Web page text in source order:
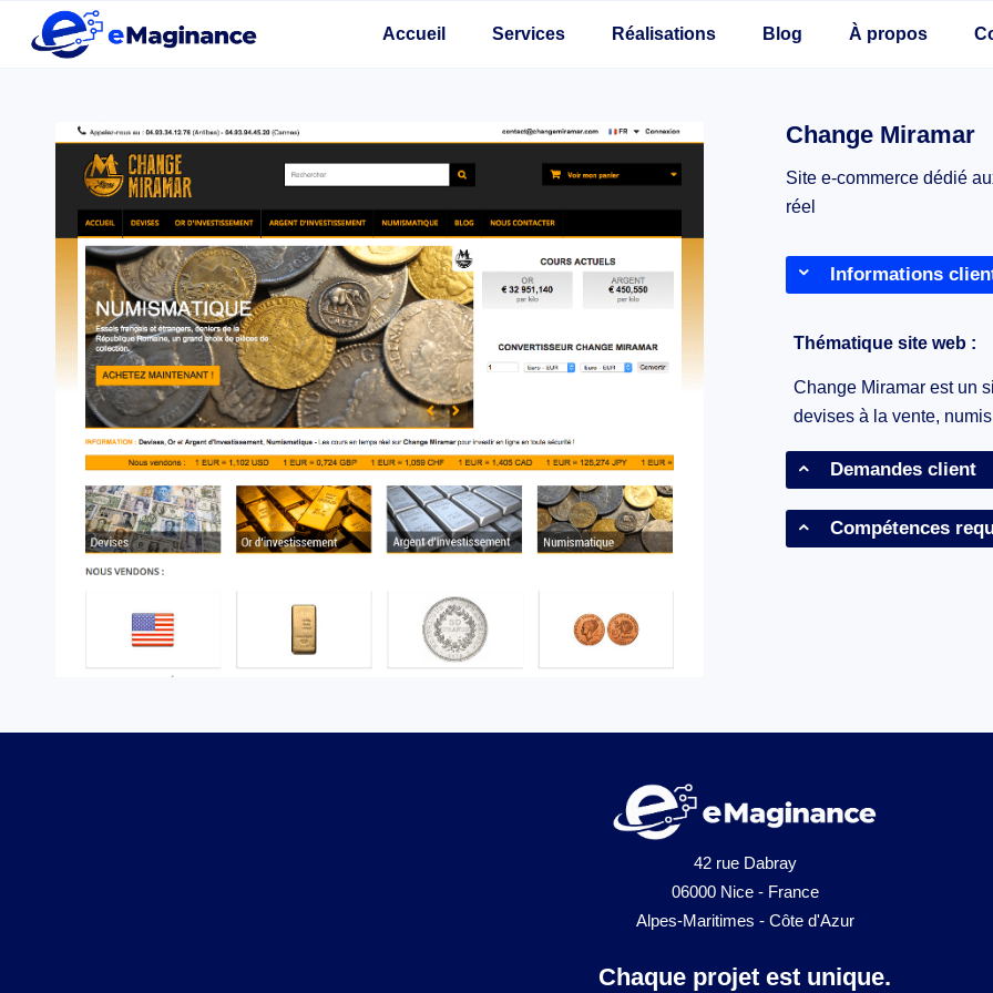
Accueil Services Réalisations Blog À propos
Change Miramar
Site e-commerce dédié
réel
Informations
Thématique site web :
Change Miramar est un
devises à la vente,
Demandes client
Compétences
42 rue Dabray
06000 Nice - France
Alpes-Maritimes - Côte d'Azur
Chaque projet est unique.